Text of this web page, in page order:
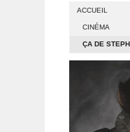
ACCUEIL
CINÉMA
ÇA DE